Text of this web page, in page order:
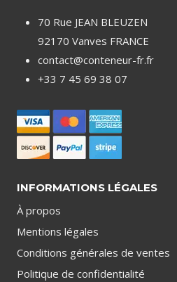
70 Rue JEAN BLEUZEN
92170 Vanves FRANCE
contact@conteneur-fr.fr
+33 7 45 69 38 07
INFORMATIONS LÉGALES
À propos
Mentions légales
Conditions générales de ventes
Politique de confidentialité